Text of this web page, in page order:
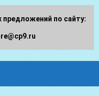
по сайту: